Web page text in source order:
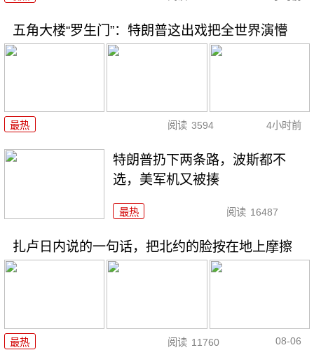
五角大楼“罗生门”：特朗普这出戏把全世界演懵
最热 阅读 3594 4小时前
特朗普扔下两条路，波斯都不
选，美军机又被揍
最热 阅读 16487
扎卢日内说的一句话，把北约的脸按在地上摩擦
最热 阅读 11760 08-06